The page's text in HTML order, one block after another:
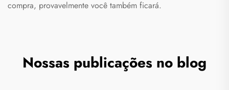
compra, provavelmente você também ficará.
Nossas publicações no blog